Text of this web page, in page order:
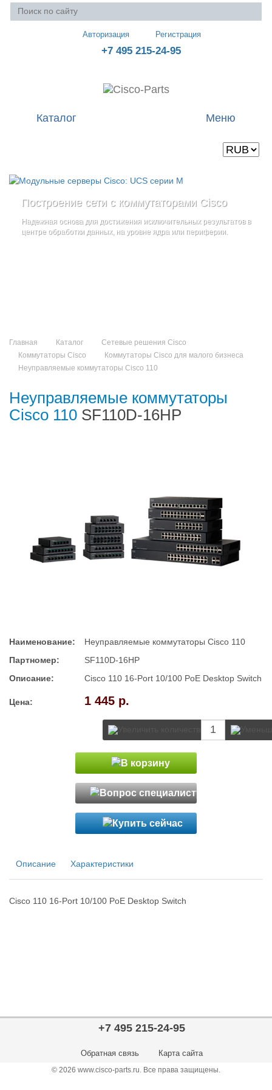
Авторизация Регистрация
+7 495 215-24-95
Меню
Каталог
Построение сети с коммутаторами Cisco
Надежная основа для достижения исключительных результатов в
центре обработки данных, на уровне ядра или периферии.
Стоечные серверы Cisco UCS серии C
Созданы для сокращения общей стоимости владенияи
повышение адаптивности Вашего бизнеса
дополнительные компоненты
Главная Каталог
Сетевые решения Cisco
Коммутаторы Cisco
Коммутаторы Cisco для малого бизнеса
Неуправляемые коммутаторы Cisco 110
Неуправляемые коммутаторы
Cisco 110 SF110D-16HP
Наименование:
Неуправляемые коммутаторы Cisco 110
Партномер:
SF110D-16HP
Описание:
Cisco 110 16-Port 10/100 PoE Desktop Switch
Цена: 1 445 р.
Описание Характеристики
Cisco 110 16-Port 10/100 PoE Desktop Switch
+7 495 215-24-95
Обратная связь Карта сайта
© 2026 www.cisco-parts.ru. Все права защищены.